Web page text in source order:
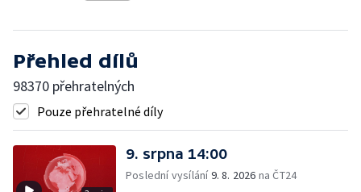
Přehled dílů
98370 přehratelných
Pouze přehratelné díly
9. srpna 14:00
Poslední vysílání9. 8. 2026 na ČT24